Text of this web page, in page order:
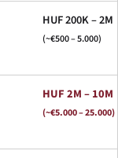
HUF 200K – 2M
(~€500 – 5.000)
HUF 2M – 10M
(~€5.000 – 25.000)